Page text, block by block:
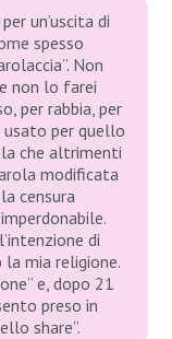
un’uscita di
spesso
Non
non lo farei
per rabbia, per
usato per quello
che altrimenti
modificata
censura
di
mia religione.
e, dopo 21
preso in
share”.